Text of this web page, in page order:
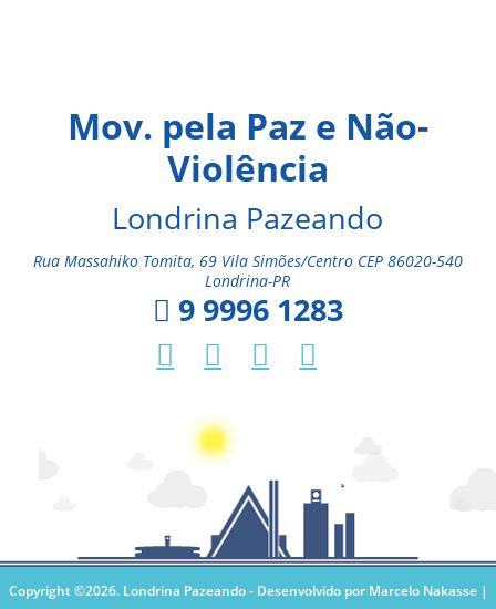
Mov. pela Paz e Não-
Violência
Londrina Pazeando
Rua Massahiko Tomita, 69 Vila Simões/Centro CEP 86020-540
Londrina-PR
9 9996 1283
Copyright ©2026. Londrina Pazeando - Desenvolvido por Marcelo Nakasse |